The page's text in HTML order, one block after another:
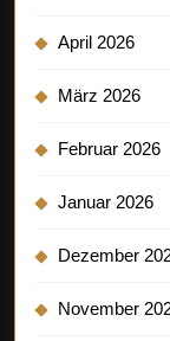
April 2026
März 2026
Februar 2026
Januar 2026
Dezember
November